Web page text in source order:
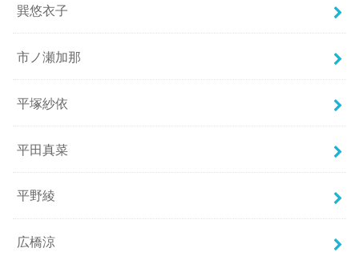
巽悠衣子
市ノ瀬加那
平塚紗依
平田真菜
平野綾
広橋涼